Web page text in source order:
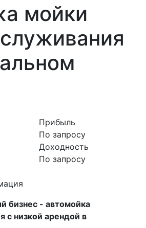
мойки
Прибыль
По запросу
Доходность
По запросу
бизнес - автомойка
с низкой арендой в